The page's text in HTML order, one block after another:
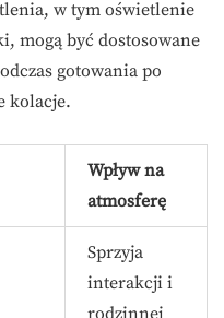
w tym oświetlenie
mogą być dostosowane
gotowania po
kolacje.
Wpływ na
atmosferę
Sprzyja
interakcji i
rodzinnej